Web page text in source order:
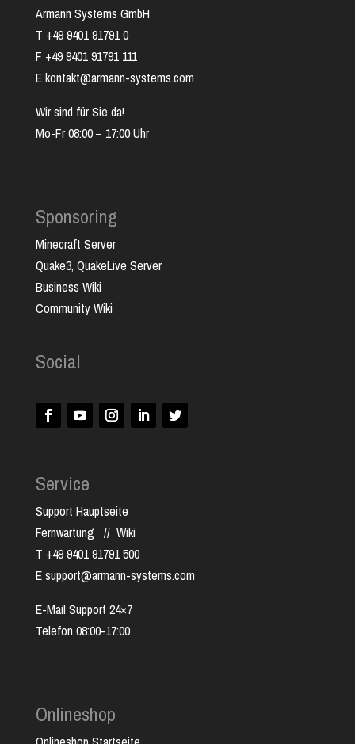
Armann Systems GmbH
T +49 9401 91791 0
F +49 9401 91791 111
E kontakt@armann-systems.com
Wir sind für Sie da!
Mo-Fr 08:00 – 17:00 Uhr
Sponsoring
Minecraft Server
Quake3, QuakeLive Server
Business Wiki
Community Wiki
Social
Service
Support Hauptseite
Fernwartung // Wiki
T +49 9401 91791 500
E support@armann-systems.com
E-Mail Support 24×7
Telefon 08:00-17:00
Onlineshop